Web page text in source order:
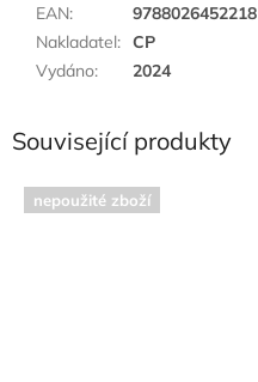
EAN:
9788026452218
Nakladatel: CP
Vydáno: 2024
Související produkty
nepoužité zboží